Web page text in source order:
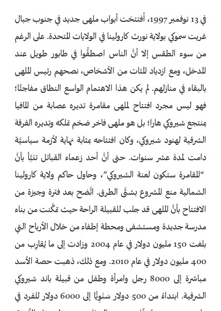
في 13 نوفمبر 1997، اُفتتحَت أبواب ملهى جديد في جنوب جبال
غريت سموكي بولاية نورث كارولينا في الولايات المتحدة. على الرغم
من سوء الطقس إلا أنَّ الناس اصطفُّوا في طابور طويل عند
المدخل، ومع ازدياد المئات من الأشخاص، نصحهم رئيس الملهى
بالبقاء في منازلهم. لم يكن هذا الاهتمام الواسع النطاق مفاجئًا؛
فهو ليس مجرد افتتاح لملهى مقامرة تديره عصابة من المافيا
بمنتجع شيروكي هارا؛ بل هو ملهى فاخر ضخم تملكه وتديره الفرقة
الشرقية لهنود شيروكي، وكان افتتاحه بمثابة نهاية لأزمة سياسيَّة
دامت لمدة عشر سنوات. حتى أنَّ أحد زعماء القبائل تنبَّأ بأنَّ
“المقامرة ستكون لعنة الشيروكي”، وحاول حاكم ولاية كارولينا
الشمالية منع المشروع بشتَّى الطرق. اتَّضح بعد فترة وجيزة من
الافتتاح بأنَّ الملهى قد جلب للقبيلة الراحة حيث تمكَّنت من بناء
مدرسة جديدة ومستشفى ومحطة إطفاء من خلال الأرباح التي
بلغت 150 مليون دولار في عام 2004 وزادت إلى ما يُقارِب من
400 مليون دولار في عام 2010. ومع ذلك، ذهبت حصة الأسد
مباشرة إلى 8000 رجل وامرأة وطفل من قبيلة باند شيروكي
الشرقية. ابتداءً من 500 دولار سَنَوِيًّا إلى 6000 دولار للفرد في